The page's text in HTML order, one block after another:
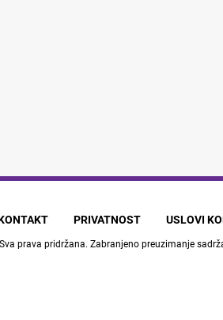
PRIVATNOST USLOVI
prava pridržana. Zabranjeno preuzimanje